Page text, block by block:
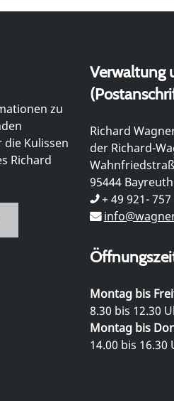
zu
Kulissen
Richard
Verwaltung
Richard
der Richard-
95444 Bayreuth
+ 49 921- 757
Montag bis
8.30 bis 12.30
Montag bis
14.00 bis 16.30